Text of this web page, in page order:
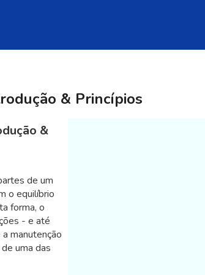
& Princípios
&
de um
o equilíbrio
forma, o
- e até
manutenção
uma das